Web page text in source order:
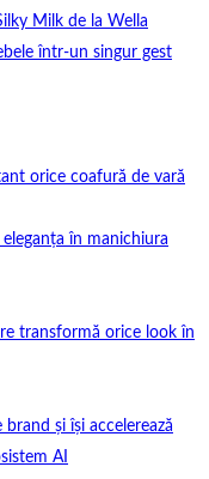
Milk de la Wella
într-un singur gest
orice coafură de vară
în manichiura
transformă orice look în
și își accelerează
AI